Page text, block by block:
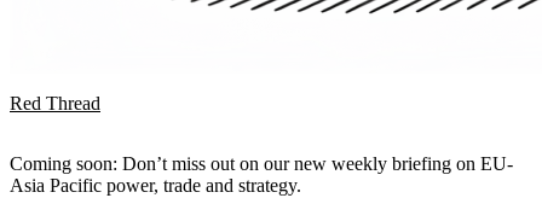
Red Thread
Coming soon: Don’t miss out on our new weekly briefing on EU-
Asia Pacific power, trade and strategy.